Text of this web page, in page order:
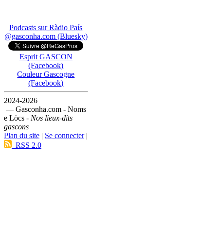
Podcasts sur Ràdio País
@gasconha.com (Bluesky)
Esprit GASCON
(Facebook)
Couleur Gascogne
(Facebook)
2024-2026
— Gasconha.com - Noms
e Lòcs - Nos lieux-dits
gascons
Plan du site | Se connecter|
RSS 2.0